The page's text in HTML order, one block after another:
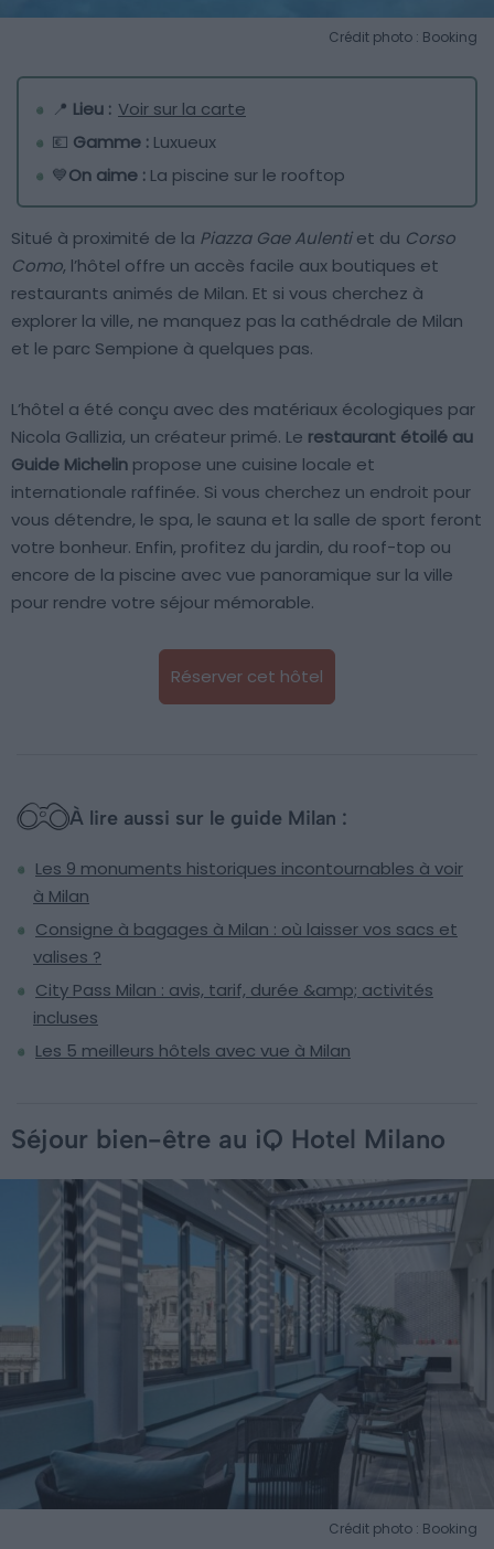
Crédit photo : Booking
📍 Lieu : Voir sur la carte
💶 Gamme : Luxueux
💙On aime : La piscine sur le rooftop
Situé à proximité de la Piazza Gae Aulentiet du Corso
Como, l’hôtel offre un accès facile aux boutiques et
restaurants animés de Milan. Et si vous cherchez à
explorer la ville, ne manquez pas la cathédrale de Milan
et le parc Sempione à quelques pas.
L’hôtel a été conçu avec des matériaux écologiques par
Nicola Gallizia, un créateur primé. Le restaurant étoilé au
Guide Michelin propose une cuisine locale et
internationale raffinée. Si vous cherchez un endroit pour
vous détendre, le spa, le sauna et la salle de sport feront
votre bonheur. Enfin, profitez du jardin, du roof-top ou
encore de la piscine avec vue panoramique sur la ville
pour rendre votre séjour mémorable.
Réserver cet hôtel
À lire aussi sur le guide Milan :
Les 9 monuments historiques incontournables à voir
à Milan
Consigne à bagages à Milan : où laisser vos sacs et
valises ?
City Pass Milan : avis, tarif, durée &amp; activités
incluses
Les 5 meilleurs hôtels avec vue à Milan
Séjour bien-être au iQ Hotel Milano
Crédit photo : Booking